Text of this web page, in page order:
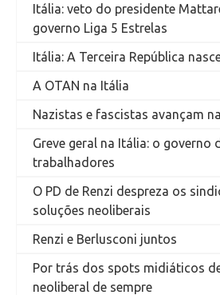
Itália: veto do presidente
governo Liga 5 Estrelas
Itália: A Terceira República
A OTAN na Itália
Nazistas e fascistas avançam
Greve geral na Itália: o governo
trabalhadores
O PD de Renzi despreza os
soluções neoliberais
Renzi e Berlusconi juntos
Por trás dos spots midiáticos
neoliberal de sempre